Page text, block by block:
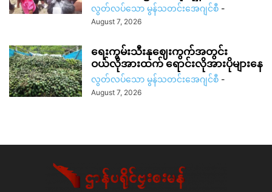
လွတ်လပ်သော မွန်သတင်းအေဂျင်စီ -
August 7, 2026
ရေးကွမ်းသီးနုဈေးကွက်အတွင်း
ဝယ်လိုအားထက် ရောင်းလိုအားပိုများနေ
လွတ်လပ်သော မွန်သတင်းအေဂျင်စီ -
August 7, 2026